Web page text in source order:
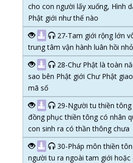
cho con người lấy xuống, Hình
Phật giới như thế nào
27-Tam giới rộng lớn
trung tâm vận hành luân hồi
28-Chư Phật là toàn
sao bên Phật giới Chư Phật
mã số
29-Người tu thiền
đồng phục thiền tông có nhân
con sinh ra có thần thông chưa
30-Pháp môn thiền
người tu ra ngoài tam giới hoặc